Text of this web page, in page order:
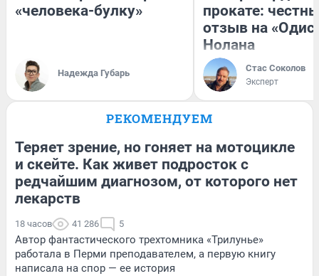
«человека-булку»
Надежда Губарь
прокате:
отзыв на
Нолана
Стас Соколов
Эксперт
РЕКОМЕНДУЕМ
Теряет зрение, но гоняет на мотоцикле
и скейте. Как живет подросток с
редчайшим диагнозом, от которого нет
лекарств
18 часов 41 286 5
Автор фантастического трехтомника «Трилунье»
работала в Перми преподавателем, а первую книгу
написала на спор — ее история